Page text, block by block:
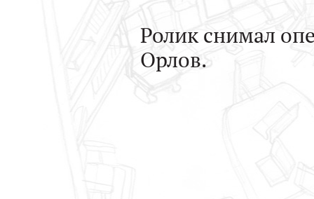
Ролик снимал
Орлов.